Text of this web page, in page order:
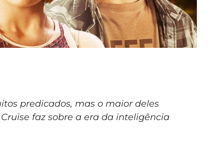
predicados, mas o maior deles
faz sobre a era da inteligência